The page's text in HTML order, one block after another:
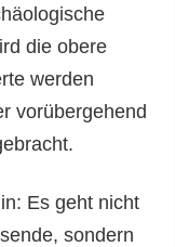
die obere
werden
vorübergehend
Es geht nicht
sondern